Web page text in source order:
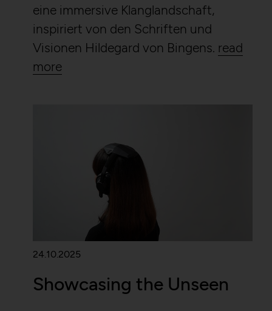
eine immersive Klanglandschaft,
inspiriert von den Schriften und
Visionen Hildegard von Bingens. read
more
24.10.2025
Showcasing the Unseen